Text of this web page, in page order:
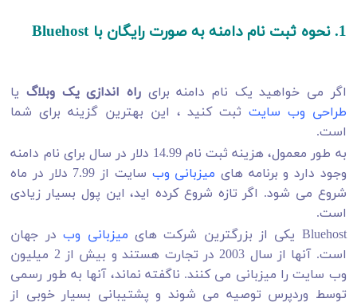
1. نحوه ثبت نام دامنه به صورت رایگان با Bluehost
اگر می خواهید یک نام دامنه برای راه اندازی یک وبلاگیا
طراحی وب سایت ثبت کنید ، این بهترین گزینه برای شما
است.
به طور معمول، هزینه ثبت نام 14.99 دلار در سال برای نام دامنه
وجود دارد و برنامه های میزبانی وب
سایت از 7.99 دلار در ماه
شروع می شود. اگر تازه شروع کرده اید، این پول بسیار زیادی
است.
Bluehost یکی از بزرگترین شرکت های
میزبانی وبدر جهان
است. آنها از سال 2003 در تجارت هستند و بیش از 2 میلیون
وب سایت را میزبانی می کنند. ناگفته نماند، آنها به طور رسمی
توسط وردپرس توصیه می شوند و پشتیبانی بسیار خوبی از